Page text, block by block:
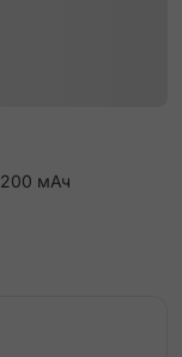
200 мАч